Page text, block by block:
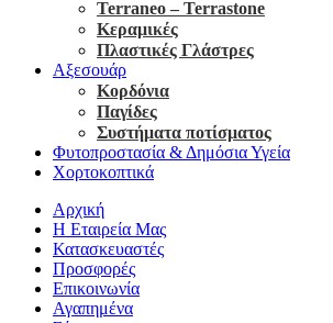
Terraneo – Terrastone
Κεραμικές
Πλαστικές Γλάστρες
Αξεσουάρ
Κορδόνια
Παγίδες
Συστήματα ποτίσματος
Φυτοπροστασία & Δημόσια Υγεία
Χορτοκοπτικά
Αρχική
Η Εταιρεία Μας
Κατασκευαστές
Προσφορές
Επικοινωνία
Αγαπημένα